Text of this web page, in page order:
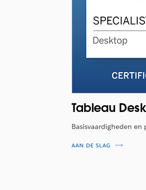
Tableau
Basisvaardigheden en
AAN DE SLAG